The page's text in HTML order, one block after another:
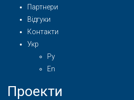
Партнери
Відгуки
Контакти
Укр
Ру
En
Проекти